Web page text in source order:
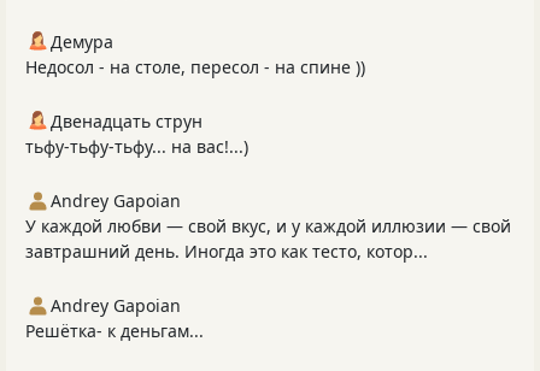
Демура
Недосол - на столе, пересол - на спине ))
Двенадцать струн
тьфу-тьфу-тьфу... на вас!...)
Andrey Gapoian
У каждой любви — свой вкус, и у каждой иллюзии — свой
завтрашний день. Иногда это как тесто, котор...
Andrey Gapoian
Решётка- к деньгам...